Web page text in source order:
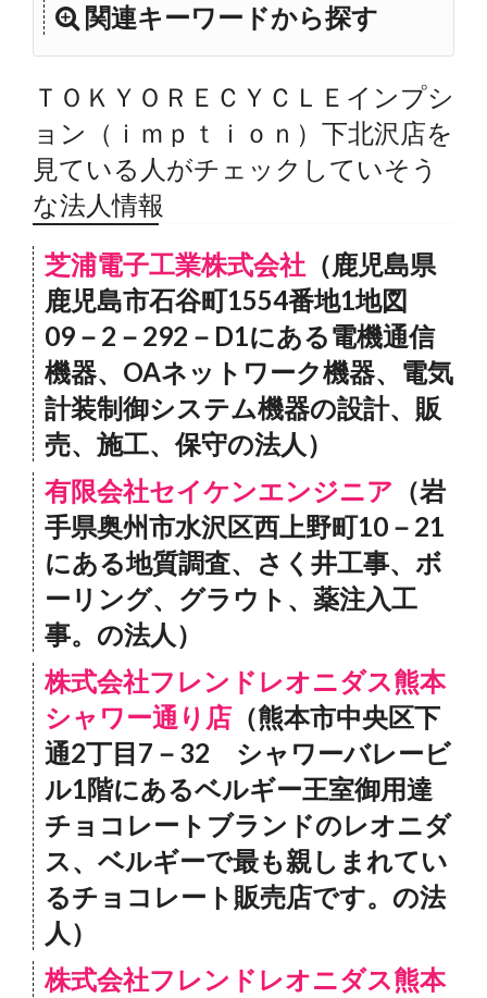
関連キーワードから探す
ＴＯＫＹＯＲＥＣＹＣＬＥインプシ
ョン（ｉｍｐｔｉｏｎ）下北沢店を
見ている人がチェックしていそう
な法人情報
芝浦電子工業株式会社 （鹿児島県
鹿児島市石谷町1554番地1地図
09－2－292－D1にある電機通信
機器、OAネットワーク機器、電気
計装制御システム機器の設計、販
売、施工、保守の法人）
有限会社セイケンエンジニア （岩
手県奥州市水沢区西上野町10－21
にある地質調査、さく井工事、ボ
ーリング、グラウト、薬注入工
事。の法人）
株式会社フレンドレオニダス熊本
シャワー通り店 （熊本市中央区下
通2丁目7－32 シャワーバレービ
ル1階にあるベルギー王室御用達
チョコレートブランドのレオニダ
ス、ベルギーで最も親しまれてい
るチョコレート販売店です。の法
人）
株式会社フレンドレオニダス熊本